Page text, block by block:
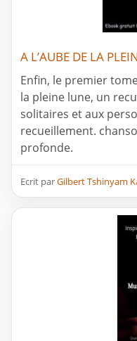
A L’AUBE DE LA
Enfin, le premier
la pleine lune, un
solitaires et aux
recueillement.
profonde.
Ecrit parGilbert Tshinyam